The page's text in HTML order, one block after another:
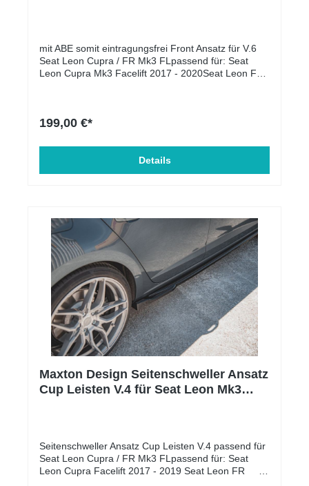
mit ABE somit eintragungsfrei Front Ansatz für V.6
Seat Leon Cupra / FR Mk3 FLpassend für: Seat
Leon Cupra Mk3 Facelift 2017 - 2020Seat Leon FR
199,00 €*
Details
Maxton Design Seitenschweller Ansatz
Cup Leisten V.4 für Seat Leon Mk3
Seitenschweller Ansatz Cup Leisten V.4 passend für
Seat Leon Cupra / FR Mk3 FLpassend für: Seat
Leon Cupra Facelift 2017 - 2019 Seat Leon FR